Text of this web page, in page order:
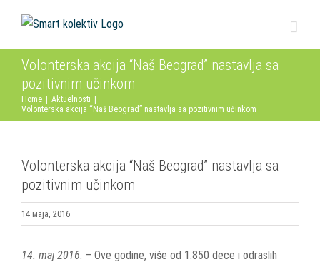
content
Volonterska akcija “Naš Beograd” nastavlja sa
pozitivnim učinkom
Home Aktuelnosti
Volonterska akcija “Naš Beograd” nastavlja sa pozitivnim učinkom
Volonterska akcija “Naš Beograd” nastavlja sa
pozitivnim učinkom
14 маја, 2016
14. maj 2016. – Ove godine, više od 1.850 dece i odraslih